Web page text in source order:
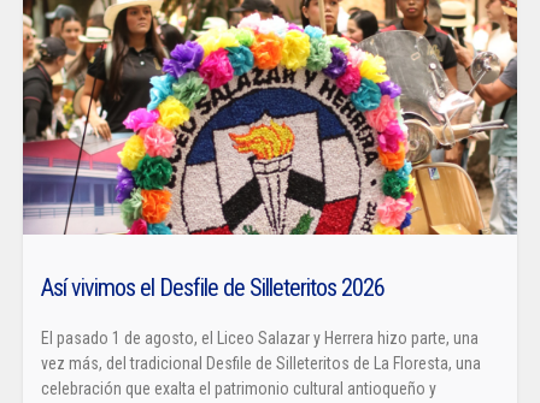
Así vivimos el Desfile de Silleteritos 2026
El pasado 1 de agosto, el Liceo Salazar y Herrera hizo parte, una
vez más, del tradicional Desfile de Silleteritos de La Floresta, una
celebración que exalta el patrimonio cultural antioqueño y